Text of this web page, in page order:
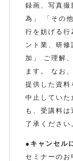
録画、写真
為」 「その
行を妨げる行
ント業、研
加」 ご理解
ます。 なお
提供した資料
中止してい
も、受講料
了承ください
●キャンセル
セミナーの